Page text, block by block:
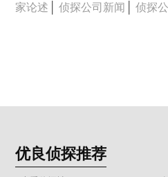
家论述 │侦探公司新闻 │侦探
优良侦探推荐